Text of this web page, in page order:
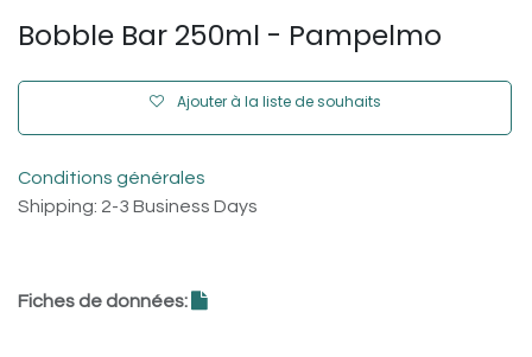
Bobble Bar 250ml - Pampelmo
Ajouter à la liste de souhaits
Conditions générales
Shipping: 2-3 Business Days
Fiches de données: